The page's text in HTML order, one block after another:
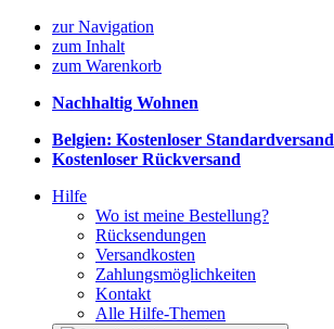
zur Navigation
zum Inhalt
zum Warenkorb
Nachhaltig Wohnen
Belgien: Kostenloser Standardversand
Kostenloser Rückversand
Hilfe
Wo ist meine Bestellung?
Rücksendungen
Versandkosten
Zahlungsmöglichkeiten
Kontakt
Alle Hilfe-Themen